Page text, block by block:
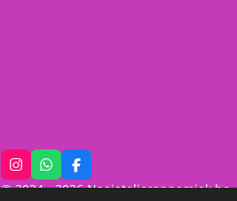
I
n
W
h
F
a
© 2024 - 2026 Naaiatelierannemiek.be